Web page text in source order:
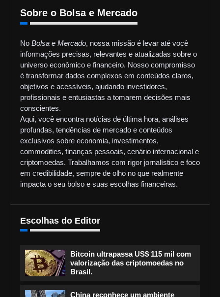
Sobre o Bolsa e Mercado
No Bolsa e Mercado, nossa missão é levar até você
informações precisas, relevantes e atualizadas sobre o
universo econômico e financeiro. Nosso compromisso
é transformar dados complexos em conteúdos claros,
objetivos e acessíveis, ajudando investidores,
profissionais e entusiastas a tomarem decisões mais
conscientes.
Aqui, você encontra notícias de última hora, análises
profundas, tendências de mercado e conteúdos
exclusivos sobre economia, investimentos,
commodities, finanças pessoais, cenário internacional e
criptomoedas. Trabalhamos com rigor jornalístico e foco
em credibilidade, sempre de olho no que realmente
impacta o seu bolso e suas escolhas financeiras.
Escolhas do Editor
Bitcoin ultrapassa US$ 115 mil com
valorização das criptomoedas no
Brasil.
China reconhece um ambiente